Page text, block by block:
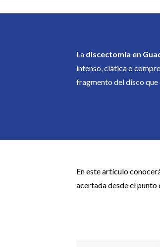
La discectomía en
intenso, ciática o
fragmento del disco
En este artículo
acertada desde el